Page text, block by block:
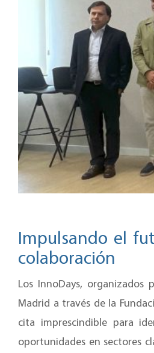
Impulsando el
colaboración
Los InnoDays, organizados
Madrid a través de la
cita imprescindible para
oportunidades en sectores